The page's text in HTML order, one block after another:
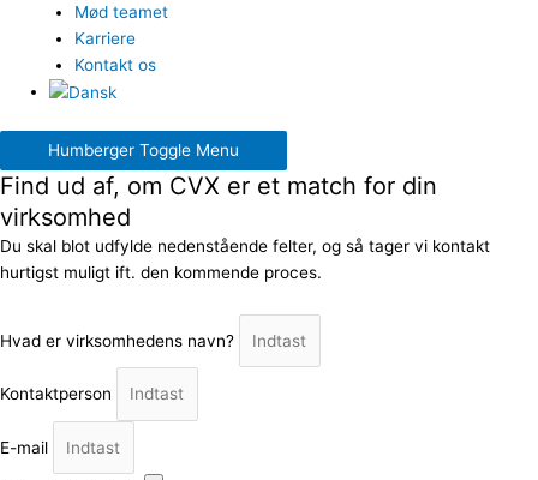
Mød teamet
Karriere
Kontakt os
Humberger Toggle Menu
Find ud af, om CVX er et match for din
virksomhed
Du skal blot udfylde nedenstående felter, og så tager vi kontakt
hurtigst muligt ift. den kommende proces.
Hvad er virksomhedens navn?
Kontaktperson
E-mail